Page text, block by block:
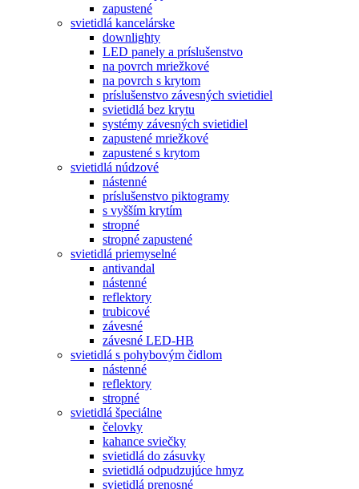
zapustené
svietidlá kancelárske
downlighty
LED panely a príslušenstvo
na povrch mriežkové
na povrch s krytom
príslušenstvo závesných svietidiel
svietidlá bez krytu
systémy závesných svietidiel
zapustené mriežkové
zapustené s krytom
svietidlá núdzové
nástenné
príslušenstvo piktogramy
s vyšším krytím
stropné
stropné zapustené
svietidlá priemyselné
antivandal
nástenné
reflektory
trubicové
závesné
závesné LED-HB
svietidlá s pohybovým čidlom
nástenné
reflektory
stropné
svietidlá špeciálne
čelovky
kahance sviečky
svietidlá do zásuvky
svietidlá odpudzujúce hmyz
svietidlá prenosné